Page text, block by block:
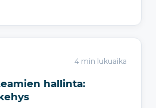
4 min lukuaika
hallinta: